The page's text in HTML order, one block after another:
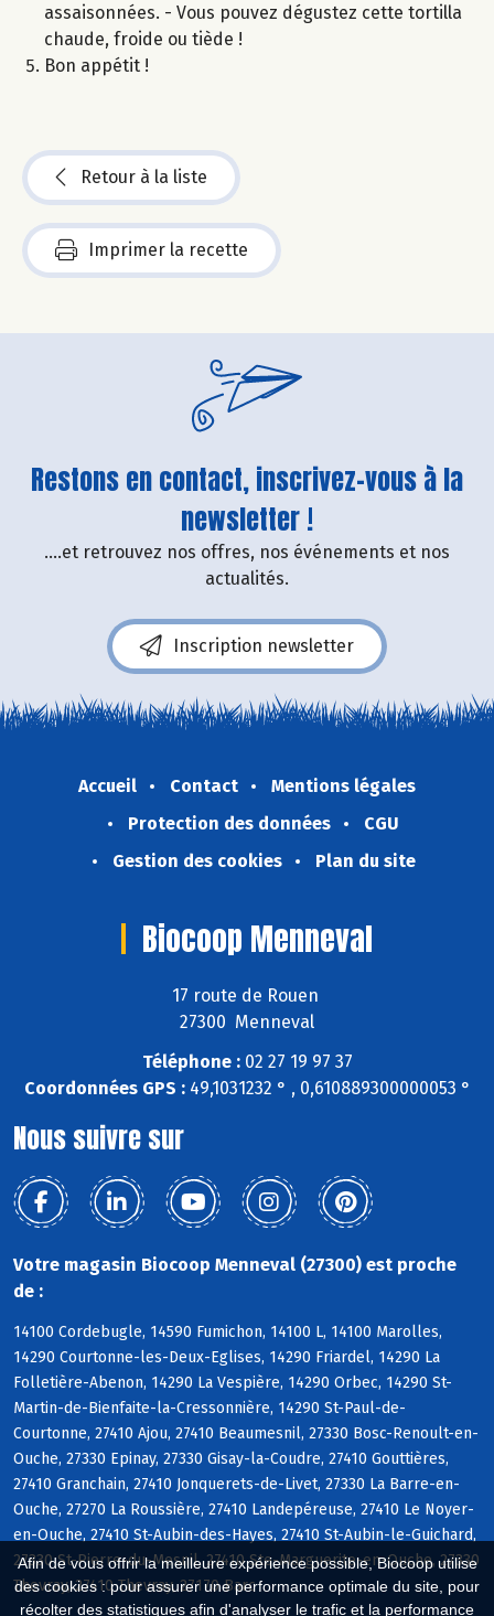
Afin de vous offrir la meilleure expérience possible, Biocoop utilise
des cookies : pour assurer une performance optimale du site, pour
récolter des statistiques afin d'analyser le trafic et la performance
assaisonnées. - Vous pouvez dégustez cette tortilla
chaude, froide ou tiède !
Bon appétit !
Retour à la liste
Imprimer la recette
Restons en contact, inscrivez-vous à la
newsletter !
....et retrouvez nos offres, nos événements et nos
actualités.
Inscription newsletter
Accueil Contact
Mentions légales
Protection des données
CGU
Gestion des cookies
Plan du site
Biocoop Menneval
17 route de Rouen
27300 Menneval
Téléphone :02 27 19 97 37
Coordonnées GPS :49,1031232 ° , 0,610889300000053 °
Nous suivre sur
Votre magasin Biocoop Menneval (27300) est proche
de :
14100 Cordebugle, 14590 Fumichon, 14100 L, 14100 Marolles,
14290 Courtonne-les-Deux-Eglises, 14290 Friardel, 14290 La
Folletière-Abenon, 14290 La Vespière, 14290 Orbec, 14290 St-
Martin-de-Bienfaite-la-Cressonnière, 14290 St-Paul-de-
Courtonne, 27410 Ajou, 27410 Beaumesnil, 27330 Bosc-Renoult-en-
Ouche, 27330 Epinay, 27330 Gisay-la-Coudre, 27410 Gouttières,
27410 Granchain, 27410 Jonquerets-de-Livet, 27330 La Barre-en-
Ouche, 27270 La Roussière, 27410 Landepéreuse, 27410 Le Noyer-
en-Ouche, 27410 St-Aubin-des-Hayes, 27410 St-Aubin-le-Guichard,
27330 St-Pierre-du-Mesnil, 27410 Ste-Marguerite-en-Ouche, 27330
Thevray, 27410 Thevray, 27170 Barc